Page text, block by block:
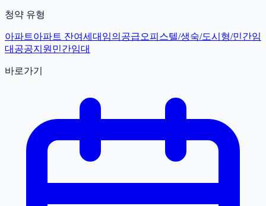
청약 유형
아파트아파트 잔여세대 임의공급오피스텔/생숙/도시형/민간임
대 공공지원민간임대
바로가기